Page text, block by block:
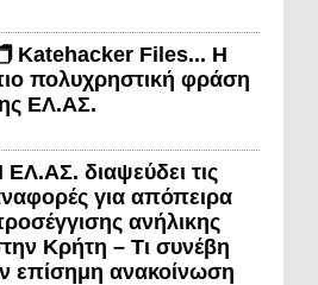
Katehacker Files... Η
πολυχρηστική φράση
ΕΛ.ΑΣ.
ΕΛ.ΑΣ. διαψεύδει τις
για απόπειρα
ανήλικης
Κρήτη – Τι συνέβη
επίσημη ανακοίνωση